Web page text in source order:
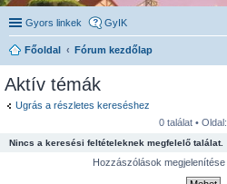
Gyors linkek GyIK
Főoldal
Fórum kezdőlap
Aktív témák
Ugrás a részletes kereséshez
0 találat • Oldal:
Nincs a keresési feltételeknek megfelelő találat.
Hozzászólások megjelenítése